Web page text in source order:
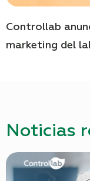
Controllab
marketing del
Noticias